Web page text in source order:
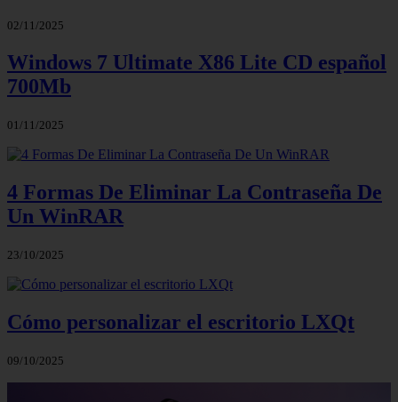
02/11/2025
Windows 7 Ultimate X86 Lite CD español
700Mb
01/11/2025
4 Formas De Eliminar La Contraseña De
Un WinRAR
23/10/2025
Cómo personalizar el escritorio LXQt
09/10/2025